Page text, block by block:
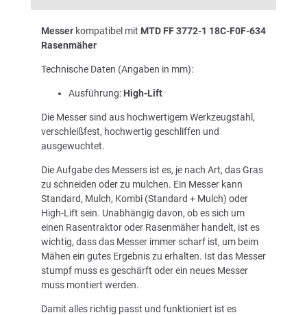
Messer kompatibel mit MTD FF 3772-1 18C-F0F-634
Rasenmäher
Technische Daten (Angaben in mm):
Ausführung: High-Lift
Die Messer sind aus hochwertigem Werkzeugstahl,
verschleißfest, hochwertig geschliffen und
ausgewuchtet.
Die Aufgabe des Messers ist es, je nach Art, das Gras
zu schneiden oder zu mulchen. Ein Messer kann
Standard, Mulch, Kombi (Standard + Mulch) oder
High-Lift sein. Unabhängig davon, ob es sich um
einen Rasentraktor oder Rasenmäher handelt, ist es
wichtig, dass das Messer immer scharf ist, um beim
Mähen ein gutes Ergebnis zu erhalten. Ist das Messer
stumpf muss es geschärft oder ein neues Messer
muss montiert werden.
Damit alles richtig passt und funktioniert ist es